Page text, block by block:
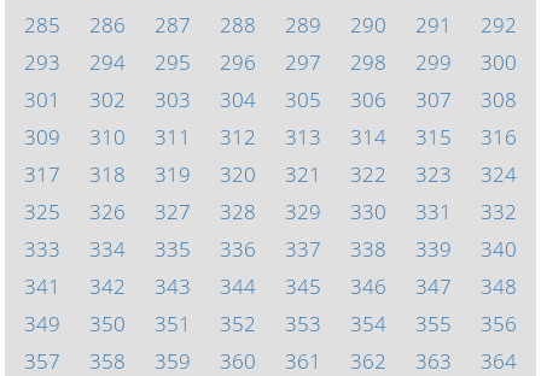
285
286 287 288 289 290 291
292
293
294 295 296 297 298 299
300
301
302 303 304 305 306 307
308
309
310 311 312 313 314 315
316
317
318 319 320 321 322 323
324
325
326 327 328 329 330 331
332
333
334 335 336 337 338 339
340
341
342 343 344 345 346 347
348
349
350 351 352 353 354 355
356
357
358 359 360 361 362 363
364